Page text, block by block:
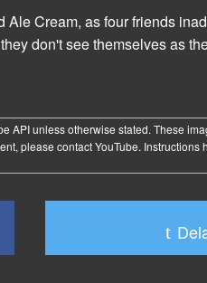
Cream, as four friends
don't see themselves as
APIunless otherwise stated. These
please contact YouTube. Instructions